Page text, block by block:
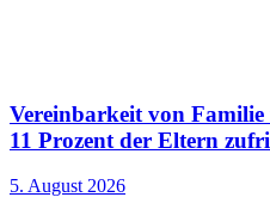
Vereinbarkeit von
11 Prozent der Eltern
5. August 2026